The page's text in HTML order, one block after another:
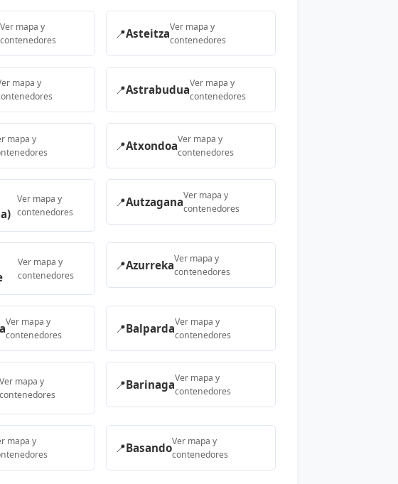
Ver mapa y
contenedores
📍AsteitzaVer mapa y
contenedores
mapa y
📍AstrabuduaVer mapa y
contenedores
mapa y
📍AtxondoaVer mapa y
contenedores
Ver mapa y
contenedores
📍AutzaganaVer mapa y
contenedores
Ver mapa y
contenedores
📍AzurrekaVer mapa y
contenedores
Ver mapa y
contenedores
📍BalpardaVer mapa y
contenedores
Ver mapa y
contenedores
📍BarinagaVer mapa y
contenedores
mapa y
📍BasandoVer mapa y
contenedores